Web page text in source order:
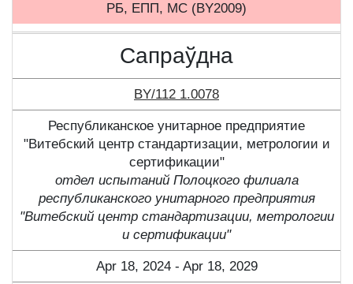
РБ, ЕПП, МС (BY2009)
Сапраўдна
BY/112 1.0078
Республиканское унитарное предприятие
"Витебский центр стандартизации, метрологии и
сертификации"
отдел испытаний Полоцкого филиала
республиканского унитарного предприятия
"Витебский центр стандартизации, метрологии
и сертификации"
Apr 18, 2024 - Apr 18, 2029